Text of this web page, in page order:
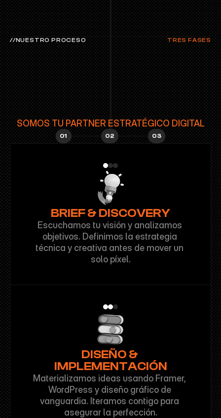
//NUESTRO PROCESO TRES FASES
MARCAS
SOMOS TU PARTNER ESTRATÉGICO DIGITAL
01 02 03
BRIEF & DISCOVERY
Escuchamos tu visión y analizamos
objetivos. Definimos la estrategia
técnica y creativa antes de mover un
solo píxel.
DISEÑO &
IMPLEMENTACIÓN
Materializamos ideas usando Framer,
WordPress y diseño gráfico de
vanguardia. Iteramos contigo para
asegurar la perfección.